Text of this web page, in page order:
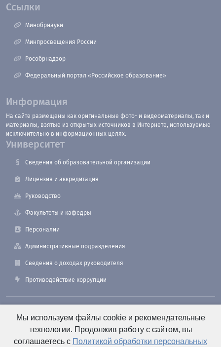
Ссылки
Минобрнауки
Минпросвещения России
Рособрнадзор
Федеральный портал «Российское образование»
Информация
На сайте размещены как оригинальные фото- и видеоматериалы, так и
материалы, взятые из открытых источников в Интернете, используемые
исключительно в информационных целях.
Университет
Сведения об образовательной организации
Лицензия и аккредитация
Руководство
Факультеты и кафедры
Персоналии
Административные подразделения
Сведения о доходах руководителя
Противодействие коррупции
190121, Санкт-Петербург, ул. Лоцманская, 3
Мы используем файлы cookie и рекомендательные
технологии. Продолжив работу с сайтом, вы
соглашаетесь с Политикой обработки персональных